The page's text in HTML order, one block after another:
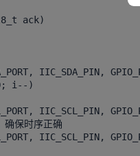
ack)
IIC_SDA_PIN,
i--)
IIC_SCL_PIN,
保时序正确
IIC_SCL_PIN,